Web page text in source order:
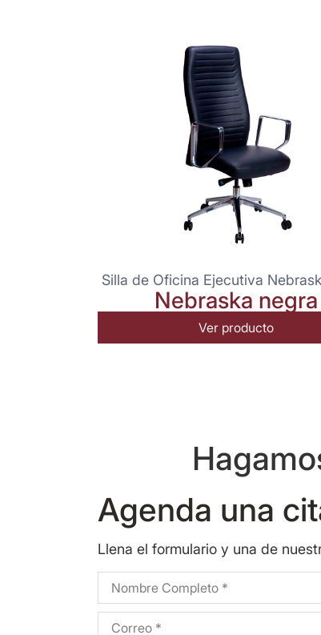
Silla de Oficina Ejecutiva
Nebraska negra
Ver producto
Agenda una
Llena el formulario y una de